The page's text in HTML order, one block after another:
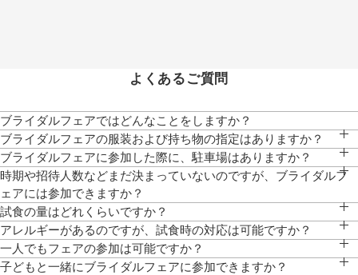
よくあるご質問
ブライダルフェアではどんなことをしますか？
チャペル・パーティ会場の見学、ご試食、相談会、お見積りのご説明等、おふたり
にぴったりなご提案をいたします。
ブライダルフェアの服装および持ち物の指定はありますか？
服装は普段着でお気軽にお越しください。写真もご自由に撮影していただけます。
ブライダルフェアに参加した際に、駐車場はありますか？
クレド地下駐車場にお停めいただけますと、全額対応いたします。
時期や招待人数などまだ決まっていないのですが、ブライダルフ
ェアには参加できますか？
参加可能です。大まかでも時期や人数がわかっていると、より具体的なお見積りの
作成や、ご提案が可能です。
試食の量はどれくらいですか？
前菜・スープ・メイン(肉・魚）を1プレートに盛り込み、デザート付きの無料試食
となっております。
アレルギーがあるのですが、試食時の対応は可能ですか？
対応しております。予約時にお聞かせください。
一人でもフェアの参加は可能ですか？
お一人でのご参加、ご友人やご家族とのご参加も可能です。
子どもと一緒にブライダルフェアに参加できますか？